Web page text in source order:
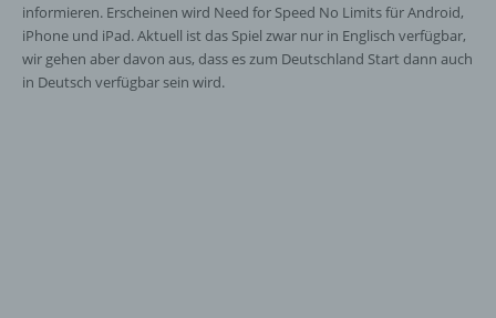
informieren. Erscheinen wird Need for Speed No Limits für Android,
iPhone und iPad. Aktuell ist das Spiel zwar nur in Englisch verfügbar,
wir gehen aber davon aus, dass es zum Deutschland Start dann auch
in Deutsch verfügbar sein wird.